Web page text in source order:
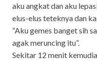
aku angkat dan aku
elus-elus teteknya dan
“Aku gemes banget sih
agak meruncing itu”.
Sekitar 12 menit